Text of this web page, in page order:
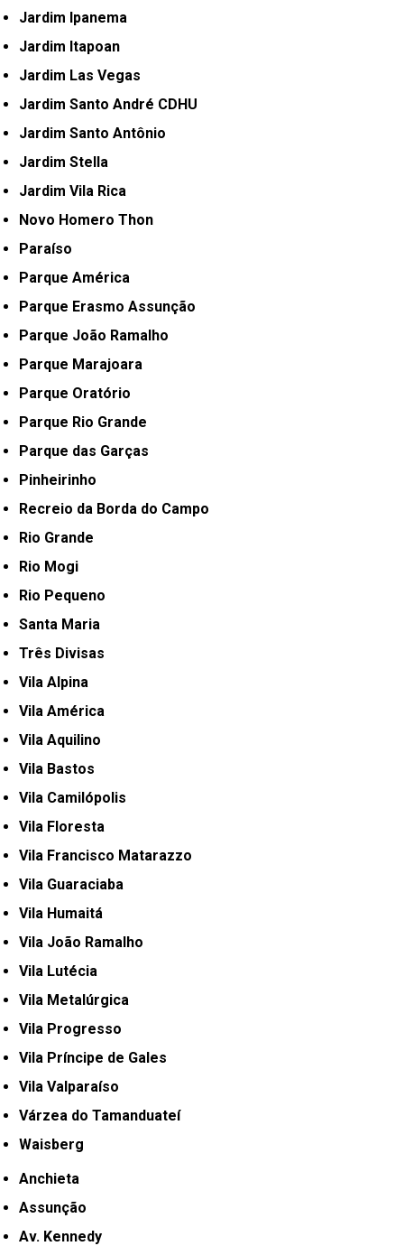
Jardim Ipanema
Jardim Itapoan
Jardim Las Vegas
Jardim Santo André CDHU
Jardim Santo Antônio
Jardim Stella
Jardim Vila Rica
Novo Homero Thon
Paraíso
Parque América
Parque Erasmo Assunção
Parque João Ramalho
Parque Marajoara
Parque Oratório
Parque Rio Grande
Parque das Garças
Pinheirinho
Recreio da Borda do Campo
Rio Grande
Rio Mogi
Rio Pequeno
Santa Maria
Três Divisas
Vila Alpina
Vila América
Vila Aquilino
Vila Bastos
Vila Camilópolis
Vila Floresta
Vila Francisco Matarazzo
Vila Guaraciaba
Vila Humaitá
Vila João Ramalho
Vila Lutécia
Vila Metalúrgica
Vila Progresso
Vila Príncipe de Gales
Vila Valparaíso
Várzea do Tamanduateí
Waisberg
Anchieta
Assunção
Av. Kennedy